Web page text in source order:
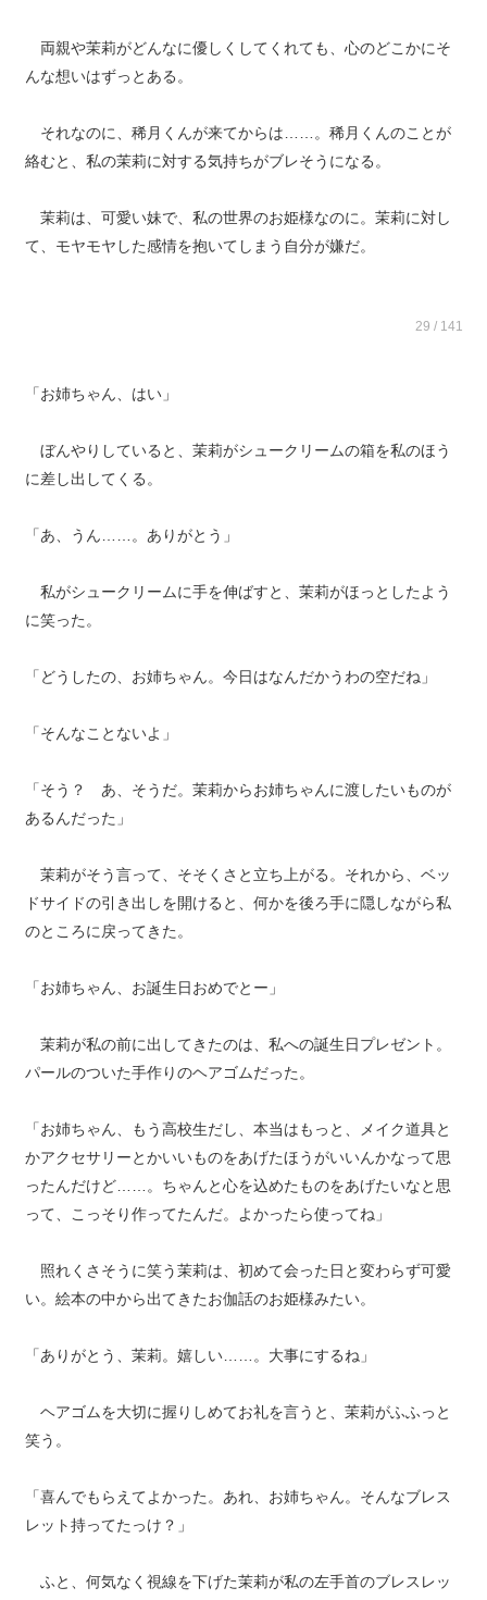
両親や茉莉がどんなに優しくしてくれても、心のどこかにそ
んな想いはずっとある。
それなのに、稀月くんが来てからは……。稀月くんのことが
絡むと、私の茉莉に対する気持ちがブレそうになる。
茉莉は、可愛い妹で、私の世界のお姫様なのに。茉莉に対し
て、モヤモヤした感情を抱いてしまう自分が嫌だ。
29 / 141
「お姉ちゃん、はい」
ぼんやりしていると、茉莉がシュークリームの箱を私のほう
に差し出してくる。
「あ、うん……。ありがとう」
私がシュークリームに手を伸ばすと、茉莉がほっとしたよう
に笑った。
「どうしたの、お姉ちゃん。今日はなんだかうわの空だね」
「そんなことないよ」
「そう？ あ、そうだ。茉莉からお姉ちゃんに渡したいものが
あるんだった」
茉莉がそう言って、そそくさと立ち上がる。それから、ベッ
ドサイドの引き出しを開けると、何かを後ろ手に隠しながら私
のところに戻ってきた。
「お姉ちゃん、お誕生日おめでとー」
茉莉が私の前に出してきたのは、私への誕生日プレゼント。
パールのついた手作りのヘアゴムだった。
「お姉ちゃん、もう高校生だし、本当はもっと、メイク道具と
かアクセサリーとかいいものをあげたほうがいいんかなって思
ったんだけど……。ちゃんと心を込めたものをあげたいなと思
って、こっそり作ってたんだ。よかったら使ってね」
照れくさそうに笑う茉莉は、初めて会った日と変わらず可愛
い。絵本の中から出てきたお伽話のお姫様みたい。
「ありがとう、茉莉。嬉しい……。大事にするね」
ヘアゴムを大切に握りしめてお礼を言うと、茉莉がふふっと
笑う。
「喜んでもらえてよかった。あれ、お姉ちゃん。そんなブレス
レット持ってたっけ？」
ふと、何気なく視線を下げた茉莉が私の左手首のブレスレッ